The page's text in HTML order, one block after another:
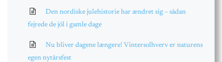
Den nordiske julehistorie har ændret sig – sådan
fejrede de jól i gamle dage
Nu bliver dagene længere! Vintersolhverv er naturens
egen nytårsfest